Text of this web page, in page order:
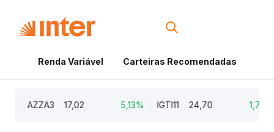
Renda Variável Carteiras Recomendadas
AZZA3 17,02 5,13% IGTI11 24,70 1,77%